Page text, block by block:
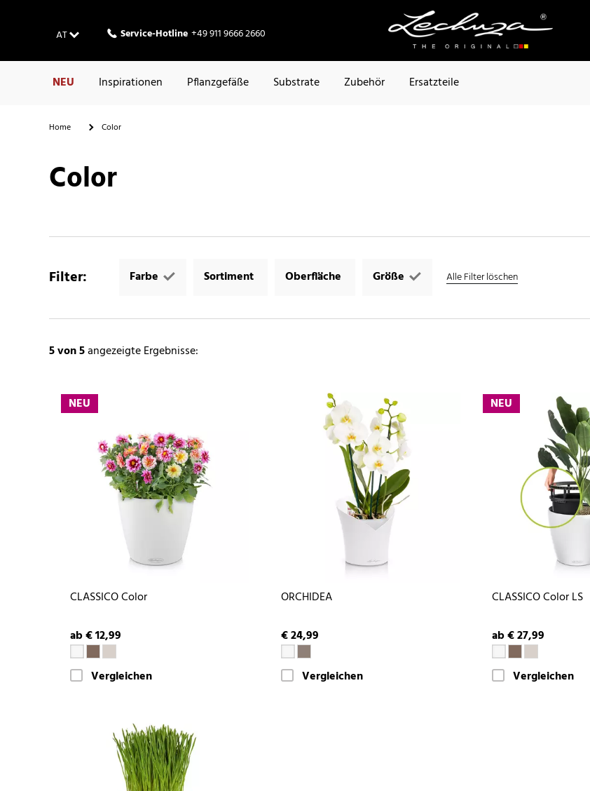
AT Service-Hotline +49 911 9666 2660
NEU Inspirationen Pflanzgefäße Substrate Zubehör Ersatzteile
Home Color
Color
Filter: Farbe Sortiment Oberfläche Größe Alle Filter löschen
5von 5angezeigte Ergebnisse:
NEU
CLASSICO Color
ab € 12,99
Vergleichen
ORCHIDEA
€ 24,99
Vergleichen
NEU
CLASSICO Color LS
ab € 27,99
Vergleichen